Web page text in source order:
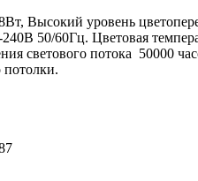
Высокий уровень
50/60Гц. Цветовая
светового потока 50000
потолки.